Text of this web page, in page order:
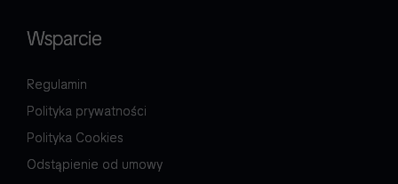
Wsparcie
Regulamin
Polityka prywatności
Polityka Cookies
Odstąpienie od umowy